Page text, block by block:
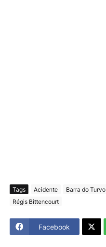
Tags Acidente Barra do Turvo
Régis Bittencourt
Facebook